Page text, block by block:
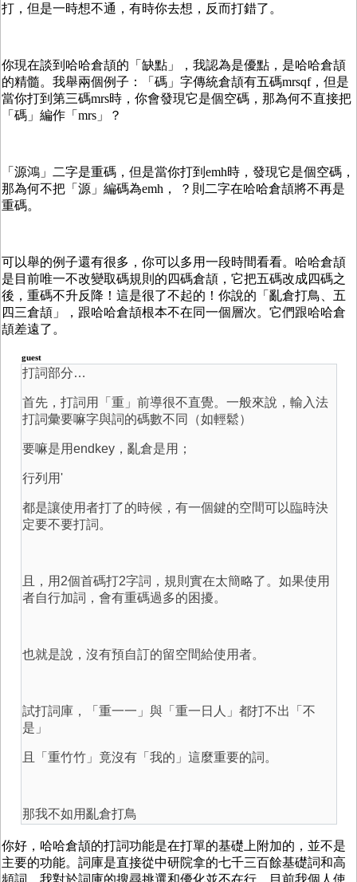
打，但是一時想不通，有時你去想，反而打錯了。
你現在談到哈哈倉頡的「缺點」，我認為是優點，是哈哈倉頡
的精髓。我舉兩個例子：「碼」字傳統倉頡有五碼mrsqf，但是
當你打到第三碼mrs時，你會發現它是個空碼，那為何不直接把
「碼」編作「mrs」？
「源鴻」二字是重碼，但是當你打到emh時，發現它是個空碼，
那為何不把「源」編碼為emh， ？則二字在哈哈倉頡將不再是
重碼。
可以舉的例子還有很多，你可以多用一段時間看看。哈哈倉頡
是目前唯一不改變取碼規則的四碼倉頡，它把五碼改成四碼之
後，重碼不升反降！這是很了不起的！你說的「亂倉打鳥、五
四三倉頡」，跟哈哈倉頡根本不在同一個層次。它們跟哈哈倉
頡差遠了。
guest
打詞部分…
首先，打詞用「重」前導很不直覺。一般來說，輸入法
打詞彙要嘛字與詞的碼數不同（如輕鬆）
要嘛是用endkey，亂倉是用；
行列用'
都是讓使用者打了的時候，有一個鍵的空間可以臨時決
定要不要打詞。
且，用2個首碼打2字詞，規則實在太簡略了。如果使用
者自行加詞，會有重碼過多的困擾。
也就是說，沒有預自訂的留空間給使用者。
試打詞庫，「重一一」與「重一日人」都打不出「不
是」
且「重竹竹」竟沒有「我的」這麼重要的詞。
那我不如用亂倉打鳥
你好，哈哈倉頡的打詞功能是在打單的基礎上附加的，並不是
主要的功能。詞庫是直接從中研院拿的七千三百餘基礎詞和高